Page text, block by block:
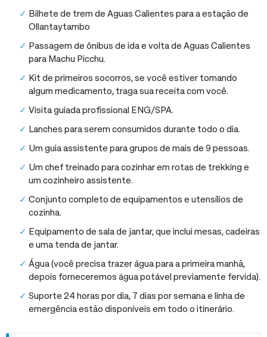
Bilhete de trem de Aguas Calientes para a estação de
Ollantaytambo
Passagem de ônibus de ida e volta de Aguas Calientes
para Machu Picchu.
Kit de primeiros socorros, se você estiver tomando
algum medicamento, traga sua receita com você.
Visita guiada profissional ENG/SPA.
Lanches para serem consumidos durante todo o dia.
Um guia assistente para grupos de mais de 9 pessoas.
Um chef treinado para cozinhar em rotas de trekking e
um cozinheiro assistente.
Conjunto completo de equipamentos e utensílios de
cozinha.
Equipamento de sala de jantar, que inclui mesas, cadeiras
e uma tenda de jantar.
Água (você precisa trazer água para a primeira manhã,
depois forneceremos água potável previamente fervida).
Suporte 24 horas por dia, 7 dias por semana e linha de
emergência estão disponíveis em todo o itinerário.